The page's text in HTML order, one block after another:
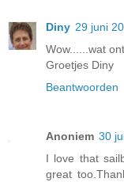
Diny 29 juni
Wow......wat
Groetjes Diny
Beantwoorden
Anoniem 30
I love that
great